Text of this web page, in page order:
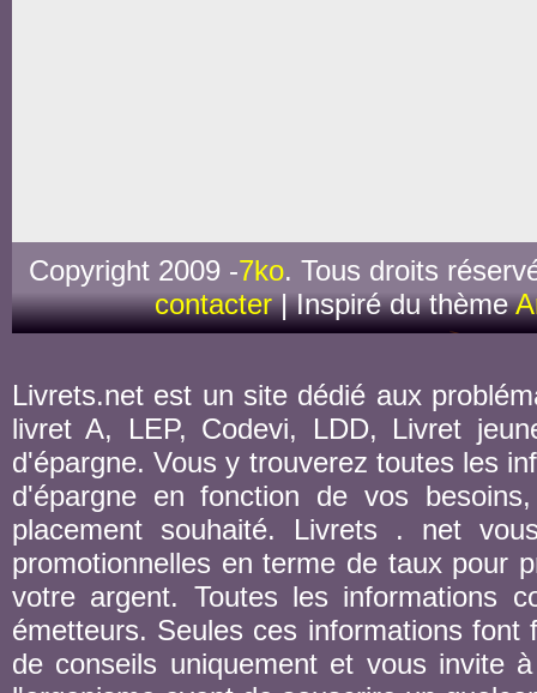
Copyright 2009 -7ko. Tous droits
contacter| Inspiré du thème
Livrets.net est un site dédié aux
livret A, LEP, Codevi, LDD, Livret
d'épargne. Vous y trouverez toutes les
d'épargne en fonction de vos
placement souhaité. Livrets . net
promotionnelles en terme de taux pour
votre argent. Toutes les informations
émetteurs. Seules ces informations
de conseils uniquement et vous invite